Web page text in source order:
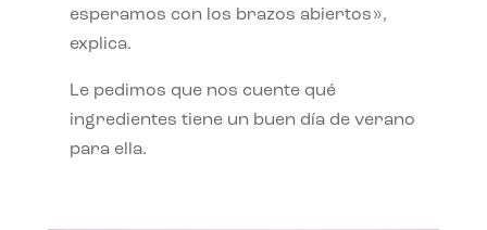
esperamos con los brazos abiertos»,
explica.
Le pedimos que nos cuente qué
ingredientes tiene un buen día de verano
para ella.